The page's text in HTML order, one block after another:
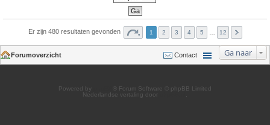
Er zijn 480 resultaten gevonden 1 2 3 4 5 12
Ga naar
Forumoverzicht Contact
Powered by
® Forum Software © phpBB Limited
Nederlandse vertaling door